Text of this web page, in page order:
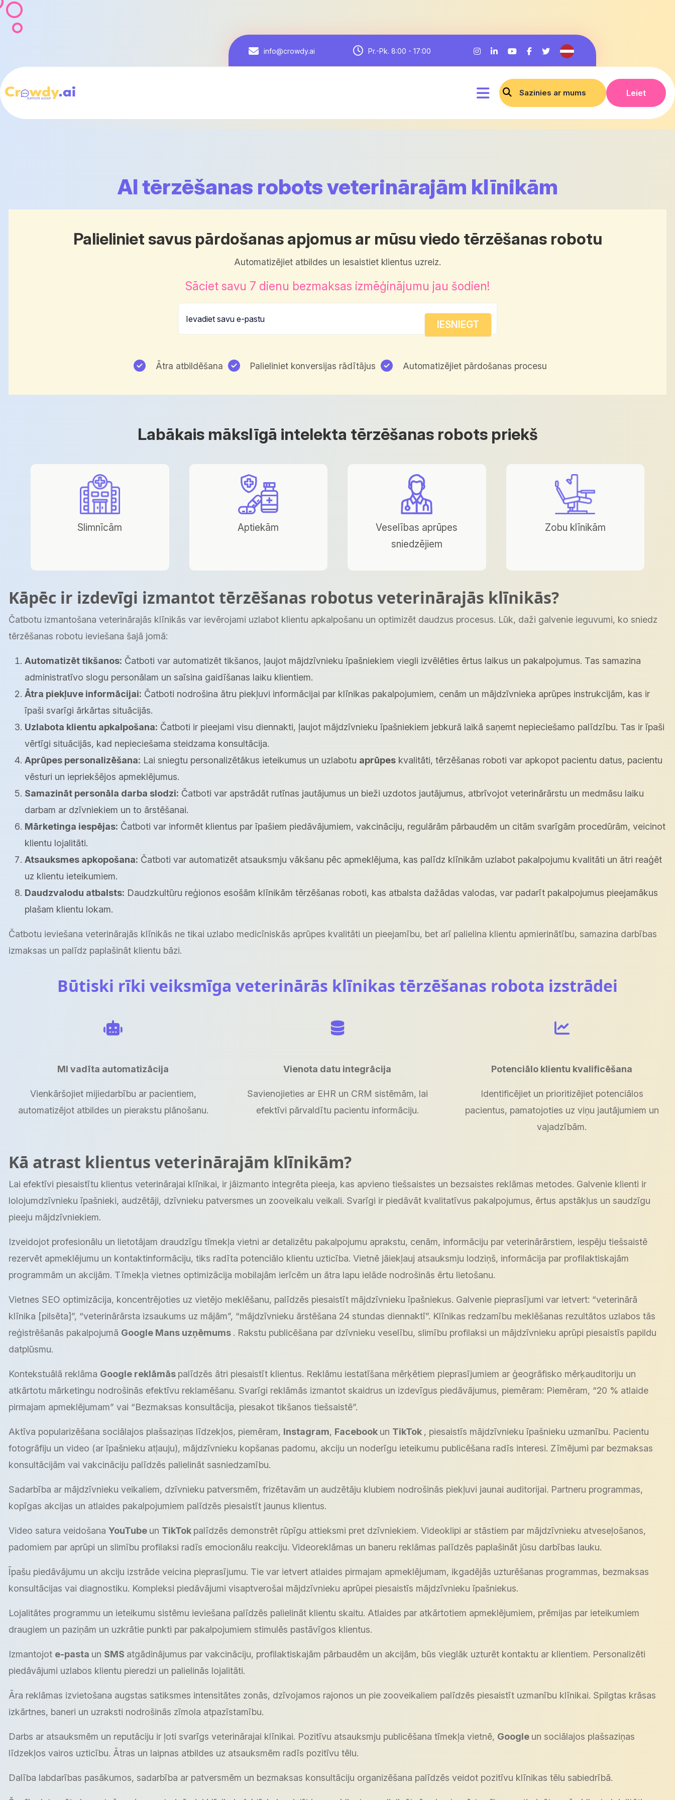
info@crowdy.ai Pr.-Pk. 8:00 - 17:00
Sazinies ar mums Leiet
AI tērzēšanas robots veterinārajām klīnikām
Palieliniet savus pārdošanas apjomus ar mūsu viedo tērzēšanas robotu
Automatizējiet atbildes un iesaistiet klientus uzreiz.
Sāciet savu 7 dienu bezmaksas izmēģinājumu jau šodien!
Ātra atbildēšana Palieliniet konversijas rādītājus Automatizējiet pārdošanas procesu
Labākais mākslīgā intelekta tērzēšanas robots priekš
Slimnīcām Aptiekām
Veselības aprūpes
sniedzējiem
Zobu klīnikām
Kāpēc ir izdevīgi izmantot tērzēšanas robotus veterinārajās klīnikās?
Čatbotu izmantošana veterinārajās klīnikās var ievērojami uzlabot klientu apkalpošanu un optimizēt daudzus procesus. Lūk, daži galvenie ieguvumi, ko sniedz
tērzēšanas robotu ieviešana šajā jomā:
Automatizēt tikšanos: Čatboti var automatizēt tikšanos, ļaujot mājdzīvnieku īpašniekiem viegli izvēlēties ērtus laikus un pakalpojumus. Tas samazina
administratīvo slogu personālam un saīsina gaidīšanas laiku klientiem.
Ātra piekļuve informācijai: Čatboti nodrošina ātru piekļuvi informācijai par klīnikas pakalpojumiem, cenām un mājdzīvnieka aprūpes instrukcijām, kas ir
īpaši svarīgi ārkārtas situācijās.
Uzlabota klientu apkalpošana: Čatboti ir pieejami visu diennakti, ļaujot mājdzīvnieku īpašniekiem jebkurā laikā saņemt nepieciešamo palīdzību. Tas ir īpaši
vērtīgi situācijās, kad nepieciešama steidzama konsultācija.
Aprūpes personalizēšana: Lai sniegtu personalizētākus ieteikumus un uzlabotu aprūpes kvalitāti, tērzēšanas roboti var apkopot pacientu datus, pacientu
vēsturi un iepriekšējos apmeklējumus.
Samazināt personāla darba slodzi: Čatboti var apstrādāt rutīnas jautājumus un bieži uzdotos jautājumus, atbrīvojot veterinārārstu un medmāsu laiku
darbam ar dzīvniekiem un to ārstēšanai.
Mārketinga iespējas: Čatboti var informēt klientus par īpašiem piedāvājumiem, vakcināciju, regulārām pārbaudēm un citām svarīgām procedūrām, veicinot
klientu lojalitāti.
Atsauksmes apkopošana: Čatboti var automatizēt atsauksmju vākšanu pēc apmeklējuma, kas palīdz klīnikām uzlabot pakalpojumu kvalitāti un ātri reaģēt
uz klientu ieteikumiem.
Daudzvalodu atbalsts: Daudzkultūru reģionos esošām klīnikām tērzēšanas roboti, kas atbalsta dažādas valodas, var padarīt pakalpojumus pieejamākus
plašam klientu lokam.
Čatbotu ieviešana veterinārajās klīnikās ne tikai uzlabo medicīniskās aprūpes kvalitāti un pieejamību, bet arī palielina klientu apmierinātību, samazina darbības
izmaksas un palīdz paplašināt klientu bāzi.
Būtiski rīki veiksmīga veterinārās klīnikas tērzēšanas robota izstrādei
MI vadīta automatizācija
Vienkāršojiet mijiedarbību ar pacientiem,
automatizējot atbildes un pierakstu plānošanu.
Vienota datu integrācija
Savienojieties ar EHR un CRM sistēmām, lai
efektīvi pārvaldītu pacientu informāciju.
Potenciālo klientu kvalificēšana
Identificējiet un prioritizējiet potenciālos
pacientus, pamatojoties uz viņu jautājumiem un
vajadzībām.
Kā atrast klientus veterinārajām klīnikām?
Lai efektīvi piesaistītu klientus veterinārajai klīnikai, ir jāizmanto integrēta pieeja, kas apvieno tiešsaistes un bezsaistes reklāmas metodes. Galvenie klienti ir
lolojumdzīvnieku īpašnieki, audzētāji, dzīvnieku patversmes un zooveikalu veikali. Svarīgi ir piedāvāt kvalitatīvus pakalpojumus, ērtus apstākļus un saudzīgu
pieeju mājdzīvniekiem.
Izveidojot profesionālu un lietotājam draudzīgu tīmekļa vietni ar detalizētu pakalpojumu aprakstu, cenām, informāciju par veterinārārstiem, iespēju tiešsaistē
rezervēt apmeklējumu un kontaktinformāciju, tiks radīta potenciālo klientu uzticība. Vietnē jāiekļauj atsauksmju lodziņš, informācija par profilaktiskajām
programmām un akcijām. Tīmekļa vietnes optimizācija mobilajām ierīcēm un ātra lapu ielāde nodrošinās ērtu lietošanu.
Vietnes SEO optimizācija, koncentrējoties uz vietējo meklēšanu, palīdzēs piesaistīt mājdzīvnieku īpašniekus. Galvenie pieprasījumi var ietvert: “veterinārā
klīnika [pilsēta]”, “veterinārārsta izsaukums uz mājām”, “mājdzīvnieku ārstēšana 24 stundas diennaktī”. Klīnikas redzamību meklēšanas rezultātos uzlabos tās
reģistrēšanās pakalpojumā Google Mans uzņēmums . Rakstu publicēšana par dzīvnieku veselību, slimību profilaksi un mājdzīvnieku aprūpi piesaistīs papildu
datplūsmu.
Kontekstuālā reklāma Google reklāmās palīdzēs ātri piesaistīt klientus. Reklāmu iestatīšana mērķētiem pieprasījumiem ar ģeogrāfisko mērķauditoriju un
atkārtotu mārketingu nodrošinās efektīvu reklamēšanu. Svarīgi reklāmās izmantot skaidrus un izdevīgus piedāvājumus, piemēram: Piemēram, “20 % atlaide
pirmajam apmeklējumam” vai “Bezmaksas konsultācija, piesakot tikšanos tiešsaistē”.
Aktīva popularizēšana sociālajos plašsaziņas līdzekļos, piemēram, Instagram, Facebook un TikTok , piesaistīs mājdzīvnieku īpašnieku uzmanību. Pacientu
fotogrāfiju un video (ar īpašnieku atļauju), mājdzīvnieku kopšanas padomu, akciju un noderīgu ieteikumu publicēšana radīs interesi. Zīmējumi par bezmaksas
konsultācijām vai vakcināciju palīdzēs palielināt sasniedzamību.
Sadarbība ar mājdzīvnieku veikaliem, dzīvnieku patversmēm, frizētavām un audzētāju klubiem nodrošinās piekļuvi jaunai auditorijai. Partneru programmas,
kopīgas akcijas un atlaides pakalpojumiem palīdzēs piesaistīt jaunus klientus.
Video satura veidošana YouTube un TikTok palīdzēs demonstrēt rūpīgu attieksmi pret dzīvniekiem. Videoklipi ar stāstiem par mājdzīvnieku atveseļošanos,
padomiem par aprūpi un slimību profilaksi radīs emocionālu reakciju. Videoreklāmas un baneru reklāmas palīdzēs paplašināt jūsu darbības lauku.
Īpašu piedāvājumu un akciju izstrāde veicina pieprasījumu. Tie var ietvert atlaides pirmajam apmeklējumam, ikgadējās uzturēšanas programmas, bezmaksas
konsultācijas vai diagnostiku. Kompleksi piedāvājumi visaptverošai mājdzīvnieku aprūpei piesaistīs mājdzīvnieku īpašniekus.
Lojalitātes programmu un ieteikumu sistēmu ieviešana palīdzēs palielināt klientu skaitu. Atlaides par atkārtotiem apmeklējumiem, prēmijas par ieteikumiem
draugiem un paziņām un uzkrātie punkti par pakalpojumiem stimulēs pastāvīgos klientus.
Izmantojot e-pasta un SMS atgādinājumus par vakcināciju, profilaktiskajām pārbaudēm un akcijām, būs vieglāk uzturēt kontaktu ar klientiem. Personalizēti
piedāvājumi uzlabos klientu pieredzi un palielinās lojalitāti.
Āra reklāmas izvietošana augstas satiksmes intensitātes zonās, dzīvojamos rajonos un pie zooveikaliem palīdzēs piesaistīt uzmanību klīnikai. Spilgtas krāsas
izkārtnes, baneri un uzraksti nodrošinās zīmola atpazīstamību.
Darbs ar atsauksmēm un reputāciju ir ļoti svarīgs veterinārajai klīnikai. Pozitīvu atsauksmju publicēšana tīmekļa vietnē, Google un sociālajos plašsaziņas
līdzekļos vairos uzticību. Ātras un laipnas atbildes uz atsauksmēm radīs pozitīvu tēlu.
Dalība labdarības pasākumos, sadarbība ar patversmēm un bezmaksas konsultāciju organizēšana palīdzēs veidot pozitīvu klīnikas tēlu sabiedrībā.